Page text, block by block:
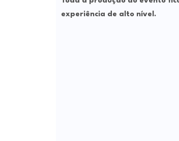
experiência de alto nível.